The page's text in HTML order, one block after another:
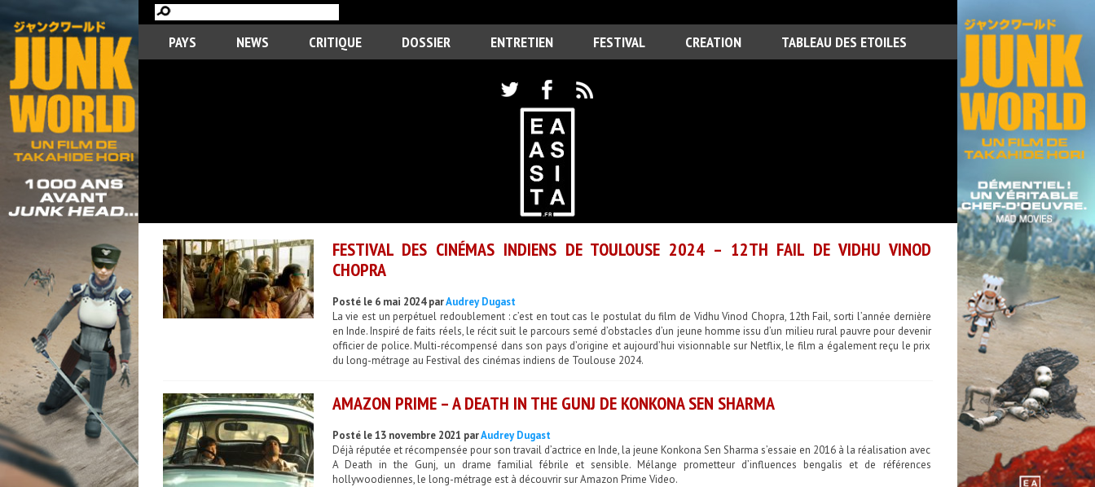
PAYS NEWS CRITIQUE DOSSIER ENTRETIEN FESTIVAL CREATION TABLEAU DES ETOILES
FESTIVAL DES CINÉMAS INDIENS DE TOULOUSE 2024 – 12TH FAIL DE VIDHU VINOD
CHOPRA
Posté le 6 mai 2024 parAudrey Dugast
La vie est un perpétuel redoublement : c’est en tout cas le postulat du film de Vidhu Vinod Chopra, 12th Fail, sorti l’année dernière
en Inde. Inspiré de faits réels, le récit suit le parcours semé d’obstacles d’un jeune homme issu d’un milieu rural pauvre pour devenir
officier de police. Multi-récompensé dans son pays d’origine et aujourd’hui visionnable sur Netflix, le film a également reçu le prix
du long-métrage au Festival des cinémas indiens de Toulouse 2024.
AMAZON PRIME – A DEATH IN THE GUNJ DE KONKONA SEN SHARMA
Posté le 13 novembre 2021 parAudrey Dugast
Déjà réputée et récompensée pour son travail d’actrice en Inde, la jeune Konkona Sen Sharma s’essaie en 2016 à la réalisation avec
A Death in the Gunj, un drame familial fébrile et sensible. Mélange prometteur d’influences bengalis et de références
hollywoodiennes, le long-métrage est à découvrir sur Amazon Prime Video.